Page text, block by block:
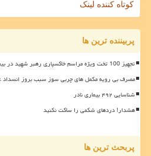
کوتاه کننده لینک
پربیننده ترین ها
تجهیز 100 تخت ویژه مراسم خاکسپاری رهبر شهید در بیمارستان صحرایی مصلی به علاوه فیلم
مصرف بی رویه مکمل های چربی سوز سبب بروز
شناسایی ۴۹۲ بیماری نادر
هشدار! دردهای شکمی را ساکت نکنید
پربحث ترین ها